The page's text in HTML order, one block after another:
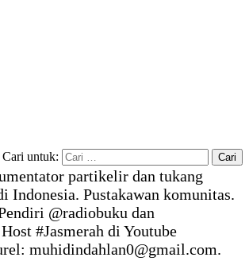
Cari untuk:
partikelir dan tukang
Indonesia. Pustakawan komunitas.
@radiobuku dan
#Jasmerah di Youtube
muhidindahlan0@gmail.com.